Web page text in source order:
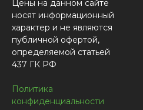
Цены на данном сайте
носят информационный
характер и не являются
публичной офертой,
определяемой статьей
437 ГК РФ
Политика
конфиденциальности